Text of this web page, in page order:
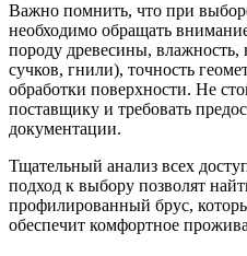
Важно помнить, что при
необходимо обращать
породу древесины,
сучков, гнили), точность
обработки поверхности. Не
поставщику и требовать
документации.
Тщательный анализ всех
подход к выбору позволят
профилированный брус,
обеспечит комфортное